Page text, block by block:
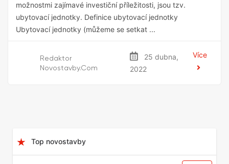
možnostmi zajímavé investiční příležitosti, jsou tzv.
ubytovací jednotky. Definice ubytovací jednotky
Ubytovací jednotky (můžeme se setkat ...
Redaktor
Novostavby.com
25 dubna,
2022
Více
Top novostavby